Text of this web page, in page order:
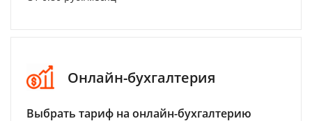
Онлайн-бухгалтерия
Выбрать тариф на онлайн-бухгалтерию